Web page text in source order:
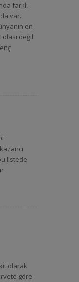
farklı
var.
en
değil.
listede
olarak
göre